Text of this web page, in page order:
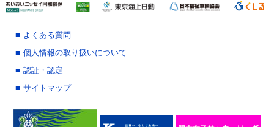
よくある質問
個人情報の取り扱いについて
認証・認定
サイトマップ